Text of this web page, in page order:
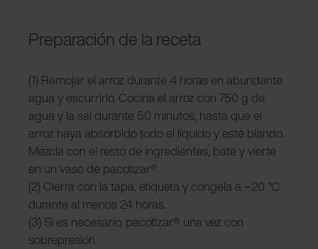
Preparación de la receta
(1) Remojar el arroz durante 4 horas en abundante
agua y escurrirlo. Cocina el arroz con 750 g de
agua y la sal durante 50 minutos, hasta que el
arroz haya absorbido todo el líquido y esté blando.
Mezcla con el resto de ingredientes, bate y vierte
en un vaso de pacotizar®.
(2) Cierra con la tapa, etiqueta y congela a −20 °C
durante al menos 24 horas.
(3) Si es necesario, pacotizar® una vez con
sobrepresión.